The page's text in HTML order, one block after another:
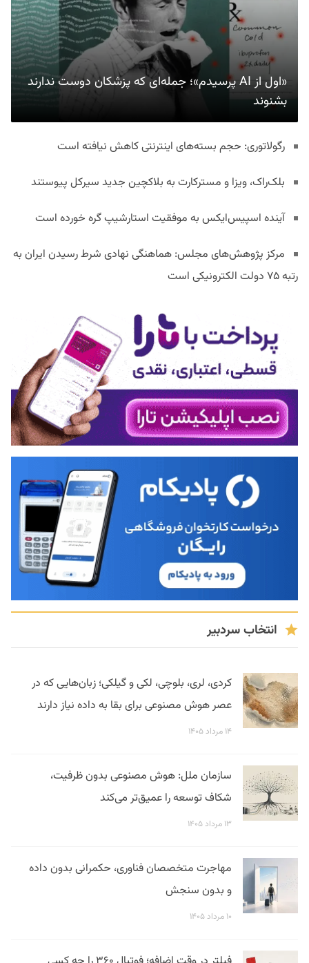
«اول از AI پرسیدم»؛ جمله‌ای که پزشکان دوست ندارند
بشنوند
رگولاتوری: حجم بسته‌های اینترنتی کاهش نیافته است
بلک‌راک، ویزا و مسترکارت به بلاکچین جدید سیرکل پیوستند
آینده اسپیس‌ایکس به موفقیت استارشیپ گره خورده است
مرکز پژوهش‌های مجلس: هماهنگی نهادی شرط رسیدن ایران به
رتبه ۷۵ دولت الکترونیکی است
انتخاب سردبیر
کردی، لری، بلوچی، لکی و گیلکی؛ زبان‌هایی که در
عصر هوش مصنوعی برای بقا به داده نیاز دارند
۱۴ مرداد ۱۴۰۵
سازمان ملل: هوش مصنوعی بدون ظرفیت،
شکاف توسعه را عمیق‌تر می‌کند
۱۳ مرداد ۱۴۰۵
مهاجرت متخصصان فناوری، حکمرانی بدون داده
و بدون سنجش
۱۰ مرداد ۱۴۰۵